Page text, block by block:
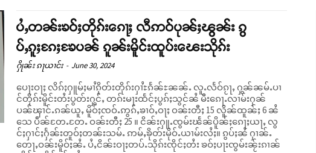
ပႆႇတၼ်းၶဝ်ႈတိုၵ်းၵေႃႈ လီဢဝ်ပုၼ်ႈၽွၼ်း ၵွ
ပ်ႇၵူႈၵႄႈၶႄပၼ် ၵူၼ်းမိူင်းထူပ်းၽေးသိုၵ်း
ႁိုၼ်း ၵႃယၢင်း - June 30, 2024
ပေႃးဝႃႈ လိၵ်ႈႁူမ်ႈမၢႆၵိုတ်းတိုၵ်းႁၢႆႊၵႅၼ်ႊၼၼ်ႉ လူႉလႅဝ်ၵႂႃႇ ႁွၼ်ၼမ်ႉပၢ
င်တိုၵ်းမိူင်းတႆးပွတ်းႁွင်ႇ တၵ်းမႃးထႅင်ႈပွၵ်ႈသွင်ၼႆ မီးၵေႃႉလၢမ်းႁၼ်
ပၼ်ၾၢင်ႉၵၼ်ယူႇ မိူဝ်ႈၸဝ်ႉဢွၵ်ႇၶၢဝ်ႇဝႃႈ ဝၼ်းတီႈ 15 လိူၼ်ထူၼ်ႈ 6 ၼႆ
သေ ပဵၼ်တႄႉတႄႉ ဝၼ်းတီႈ 25 ။ ငိၼ်းႁူႉၸွမ်းၽႅၼ်ပိူၼ်ႈၵေႃႈယႃႇ လွ
င်ႈႁၢင်ႈႁႅၼ်းတူဝ်ႈတၼ်းသမ်ႉ ဢမ်ႇၶိုတ်းမိုဝ်ႉယၢမ်းလႆႈ။ ၵွပ်ႈၼႆ ႁၢၼ်ႉ
တေႃႇဝၼ်းမိူဝ်ႈၼႆႉ ပႆႇငိၼ်းဝႃႈတပ်ႉသိုၵ်းၸိုင်ႈတႆး ၶဝ်ႈပႃးၸွမ်းၼႂ်းၵၢၼ်